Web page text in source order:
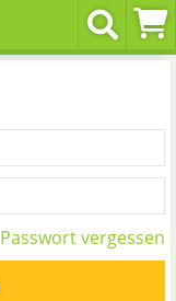
Passwort vergessen